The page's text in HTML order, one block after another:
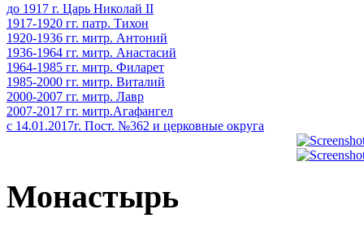
до 1917 г. Царь Николай II
1917-1920 гг. патр. Тихон
1920-1936 гг. митр. Антоний
1936-1964 гг. митр. Анастасий
1964-1985 гг. митр. Филарет
1985-2000 гг. митр. Виталий
2000-2007 гг. митр. Лавр
2007-2017 гг. митр.Агафангел
с 14.01.2017г. Пост. №362 и церковные округа
Монастырь